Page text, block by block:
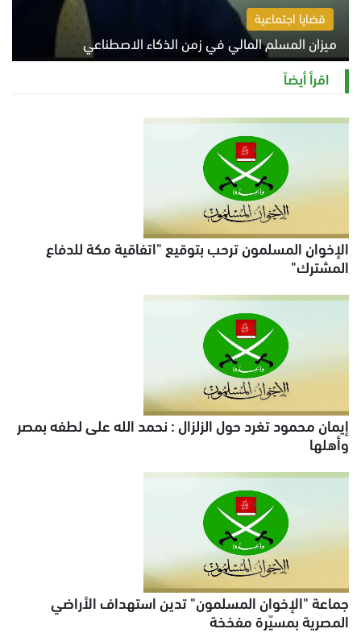
قضايا اجتماعية
ميزان المسلم المالي في زمن الذكاء الاصطناعي
السبت 8 أغسطس 2026 11:21 ص
اقرأ أيضاً
الإخوان المسلمون ترحب بتوقيع "اتفاقية مكة للدفاع
المشترك"
إيمان محمود تغرد حول الزلزال : نحمد الله على لطفه بمصر
وأهلها
جماعة "الإخوان المسلمون" تدين استهداف الأراضي
المصرية بمسيّرة مفخخة